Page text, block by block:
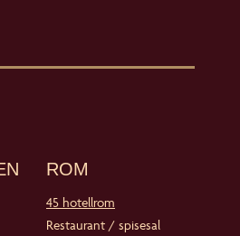
ROM
45 hotellrom
Restaurant / spisesal